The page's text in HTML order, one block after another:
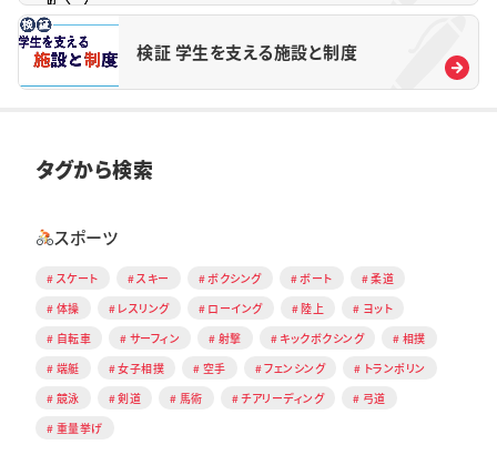
検証 学生を支える施設と制度
タグから検索
スポーツ
スケート スキー ボクシング ボート
柔道
体操
レスリング ローイング 陸上
ヨット
自転車
サーフィン 射撃 キックボクシング
相撲
端艇
女子相撲 空手 フェンシング
トランポリン
競泳
剣道 馬術 チアリーディング
弓道
重量挙げ